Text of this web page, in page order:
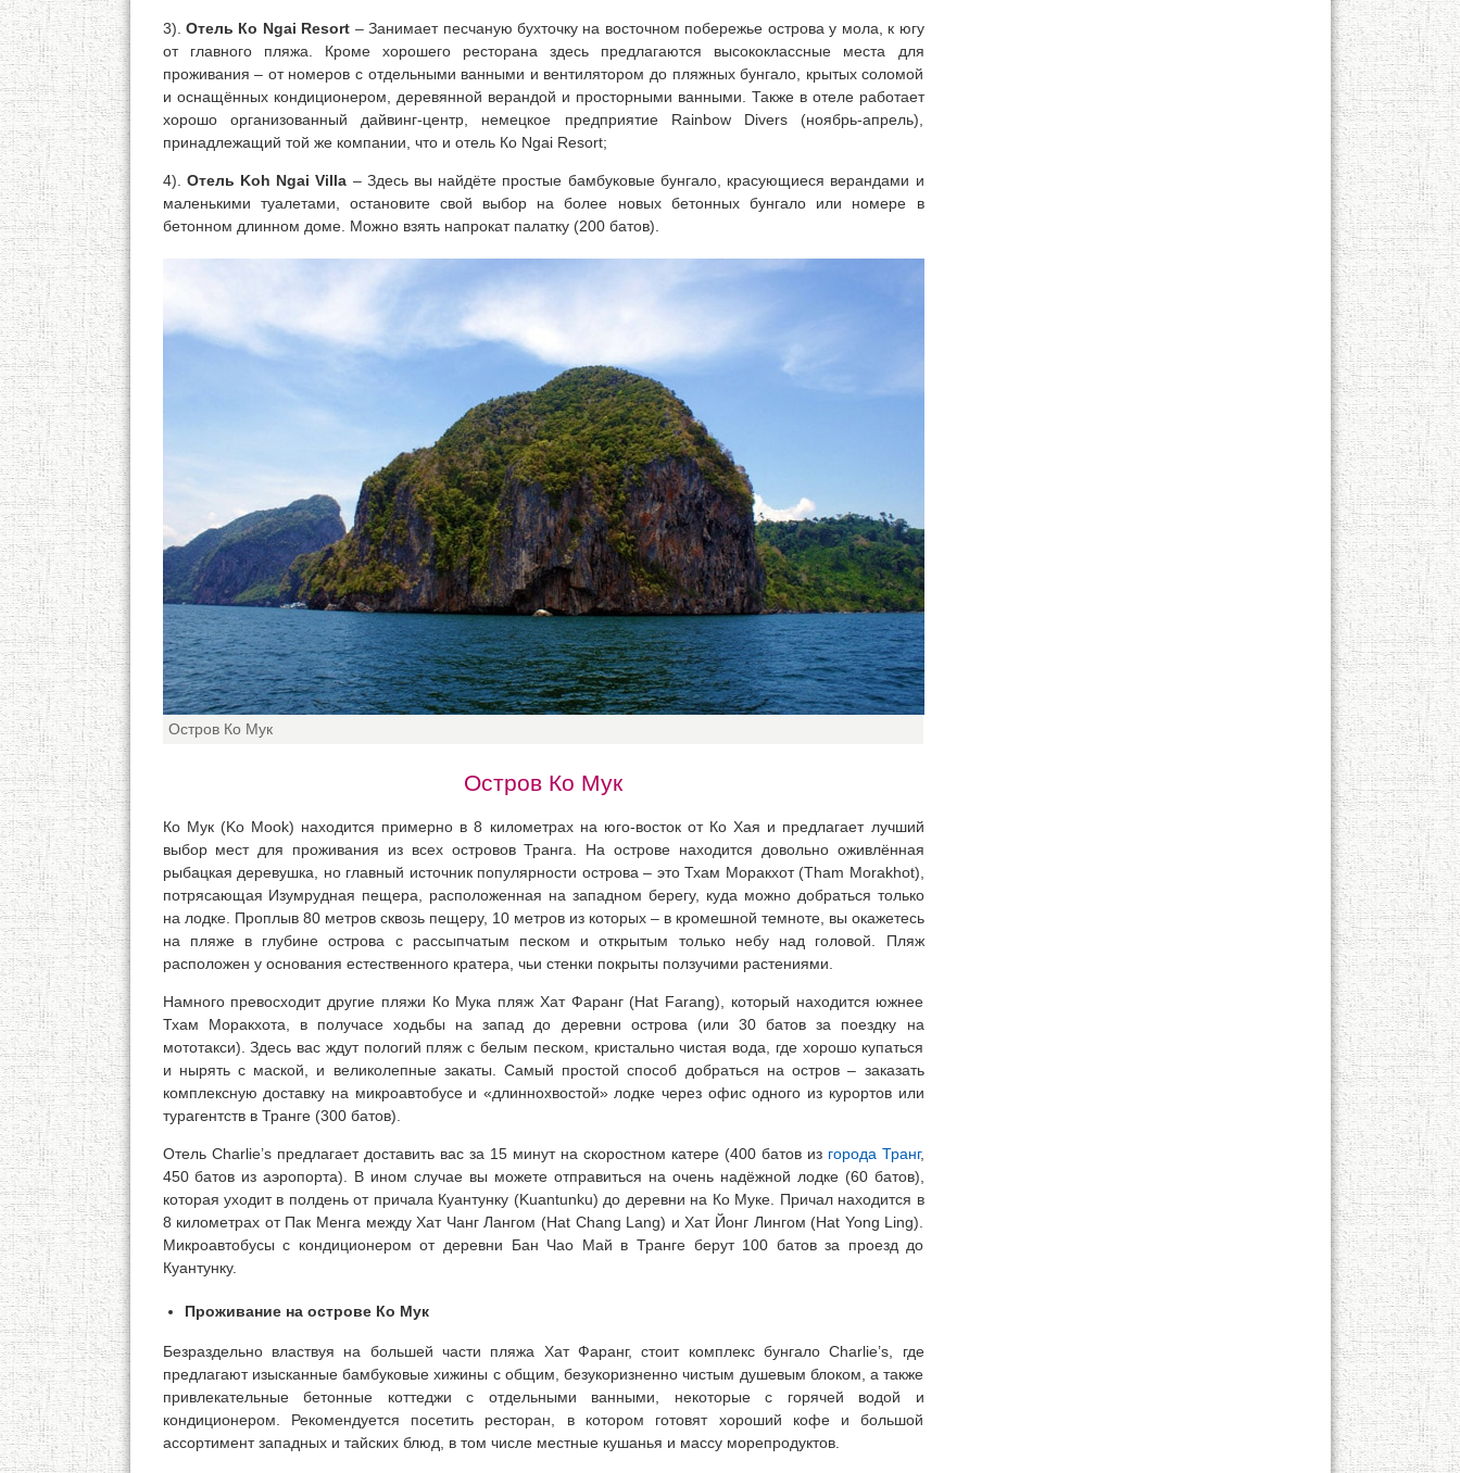
3). Отель Ко Ngai Resort – Занимает песчаную бухточку на восточном побережье острова у мола, к югу
от главного пляжа. Кроме хорошего ресторана здесь предлагаются высококлассные места для
проживания – от номеров с отдельными ванными и вентилятором до пляжных бунгало, крытых соломой
и оснащённых кондиционером, деревянной верандой и просторными ванными. Также в отеле работает
хорошо организованный дайвинг-центр, немецкое предприятие Rainbow Divers (ноябрь-апрель),
принадлежащий той же компании, что и отель Ко Ngai Resort;
4). Отель Koh Ngai Villa – Здесь вы найдёте простые бамбуковые бунгало, красующиеся верандами и
маленькими туалетами, остановите свой выбор на более новых бетонных бунгало или номере в
бетонном длинном доме. Можно взять напрокат палатку (200 батов).
Остров Ко Мук
Остров Ко Мук
Ко Мук (Ko Mook) находится примерно в 8 километрах на юго-восток от Ко Хая и предлагает лучший
выбор мест для проживания из всех островов Транга. На острове находится довольно оживлённая
рыбацкая деревушка, но главный источник популярности острова – это Тхам Моракхот (Tham Morakhot),
потрясающая Изумрудная пещера, расположенная на западном берегу, куда можно добраться только
на лодке. Проплыв 80 метров сквозь пещеру, 10 метров из которых – в кромешной темноте, вы окажетесь
на пляже в глубине острова с рассыпчатым песком и открытым только небу над головой. Пляж
расположен у основания естественного кратера, чьи стенки покрыты ползучими растениями.
Намного превосходит другие пляжи Ко Мука пляж Хат Фаранг (Hat Farang), который находится южнее
Тхам Моракхота, в получасе ходьбы на запад до деревни острова (или 30 батов за поездку на
мототакси). Здесь вас ждут пологий пляж с белым песком, кристально чистая вода, где хорошо купаться
и нырять с маской, и великолепные закаты. Самый простой способ добраться на остров – заказать
комплексную доставку на микроавтобусе и «длиннохвостой» лодке через офис одного из курортов или
турагентств в Транге (300 батов).
Отель Charlie’s предлагает доставить вас за 15 минут на скоростном катере (400 батов из города Транг,
450 батов из аэропорта). В ином случае вы можете отправиться на очень надёжной лодке (60 батов),
которая уходит в полдень от причала Куантунку (Kuantunku) до деревни на Ко Муке. Причал находится в
8 километрах от Пак Менга между Хат Чанг Лангом (Hat Chang Lang) и Хат Йонг Лингом (Hat Yong Ling).
Микроавтобусы с кондиционером от деревни Бан Чао Май в Транге берут 100 батов за проезд до
Куантунку.
Проживание на острове Ко Мук
Безраздельно властвуя на большей части пляжа Хат Фаранг, стоит комплекс бунгало Charlie’s, где
предлагают изысканные бамбуковые хижины с общим, безукоризненно чистым душевым блоком, а также
привлекательные бетонные коттеджи с отдельными ванными, некоторые с горячей водой и
кондиционером. Рекомендуется посетить ресторан, в котором готовят хороший кофе и большой
ассортимент западных и тайских блюд, в том числе местные кушанья и массу морепродуктов.